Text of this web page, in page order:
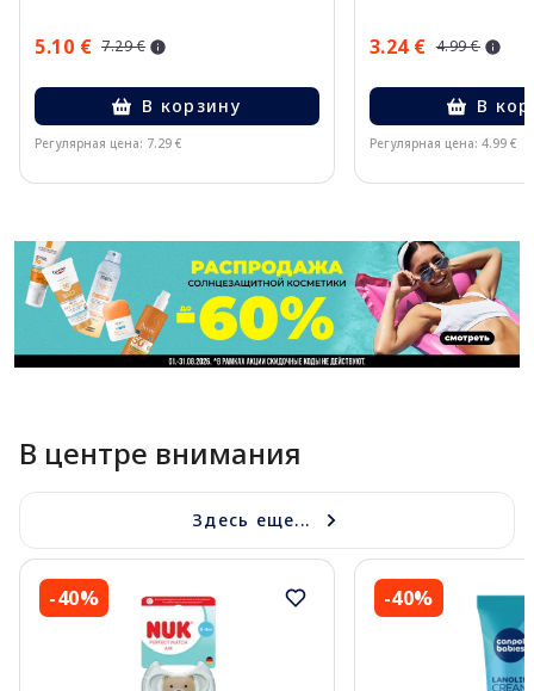
5.10 € 7.29 €
В корзину
Регулярная цена: 7.29 €
3.24 € 4.99 €
В
Регулярная цена: 4.99 €
В центре внимания
Здесь еще...
-40% -40%